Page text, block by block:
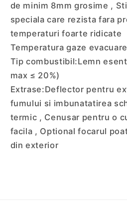
de minim 8mm grosime ,
speciala care rezista fara
temperaturi foarte ridicate
Temperatura gaze
Tip combustibil:Lemn
max ≤ 20%)
Extrase:Deflector pentru
fumului si imbunatatirea
termic , Cenusar pentru o
facila , Optional focarul
din exterior